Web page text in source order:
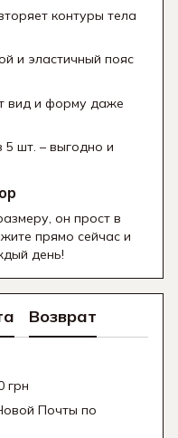
контуры тела
и эластичный пояс
вид и форму даже
5 шт. – выгодно и
он прост в
прямо сейчас и
день!
Возврат
грн
Почты по